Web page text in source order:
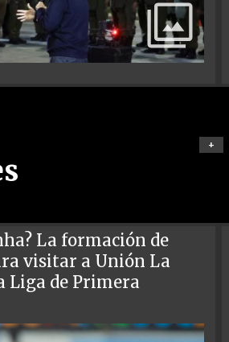
+
La formación de
visitar a Unión La
Liga de Primera